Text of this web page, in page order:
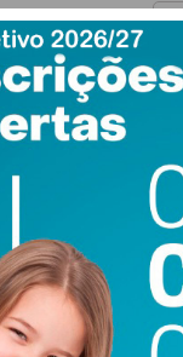
final com a Tunísia
Couto iniciou o
Ferreira. Foi na
pela equipa